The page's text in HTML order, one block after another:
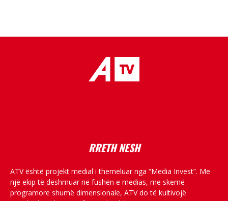
RRETH NESH
ATV është projekt medial i themeluar nga “Media Invest”. Me
një ekip të dëshmuar në fushën e medias, me skemë
programore shumë dimensionale, ATV do të kultivojë